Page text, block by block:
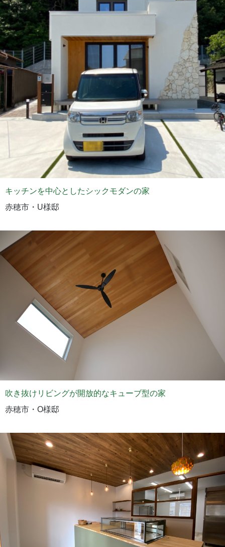
キッチンを中心としたシックモダンの家
赤穂市・U様邸
吹き抜けリビングが開放的なキューブ型の家
赤穂市・O様邸